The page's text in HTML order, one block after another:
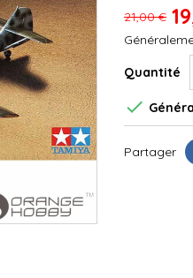
21,00 €
Quantité

Partager